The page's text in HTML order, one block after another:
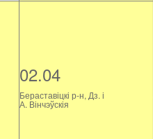
02.04
Бераставіцкі р-н, Дз. і
А. Вінчэўскія